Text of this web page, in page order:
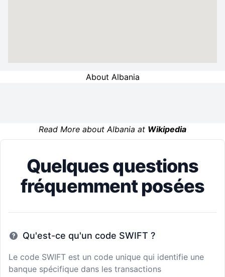
About Albania
Read More about Albania at Wikipedia
Quelques questions
fréquemment posées
Qu'est-ce qu'un code SWIFT ?
Le code SWIFT est un code unique qui identifie une
banque spécifique dans les transactions